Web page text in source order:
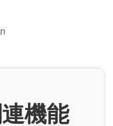
機能